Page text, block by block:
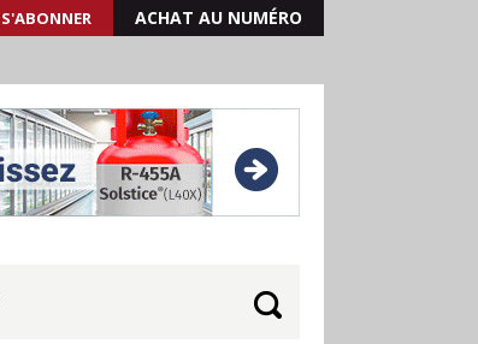
S'ABONNER ACHAT AU NUMÉRO